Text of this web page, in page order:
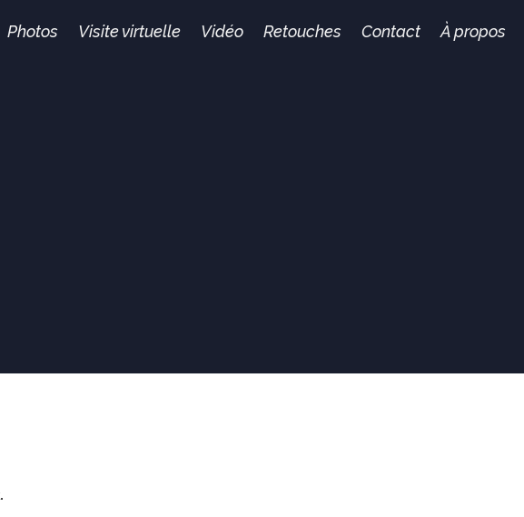
Photos Visite virtuelle Vidéo Retouches Contact À propos